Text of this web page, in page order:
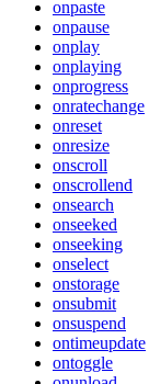
onpaste
onpause
onplay
onplaying
onprogress
onratechange
onreset
onresize
onscroll
onscrollend
onsearch
onseeked
onseeking
onselect
onstorage
onsubmit
onsuspend
ontimeupdate
ontoggle